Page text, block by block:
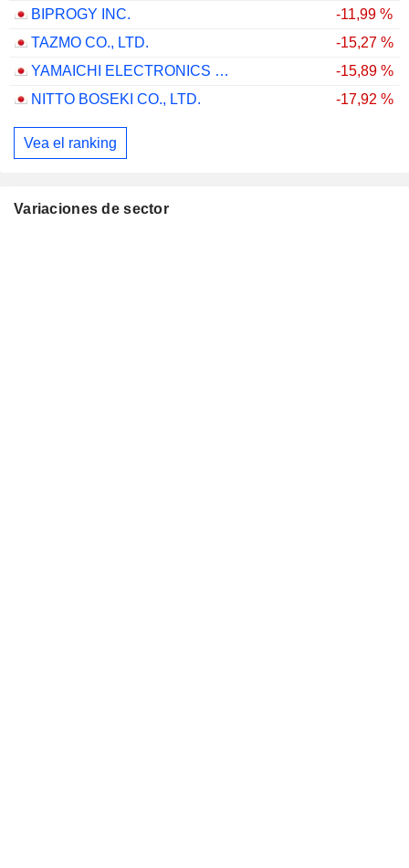
BIPROGY INC.
-11,99 %
TAZMO CO., LTD.
-15,27 %
YAMAICHI ELECTRONICS CO.,LTD.
-15,89 %
NITTO BOSEKI CO., LTD.
-17,92 %
Vea el ranking
Variaciones de sector